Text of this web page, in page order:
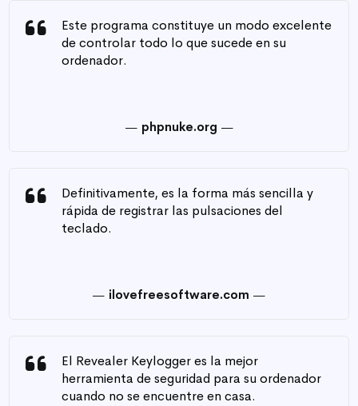
Este programa constituye un modo excelente
de controlar todo lo que sucede en su
ordenador.
phpnuke.org
Definitivamente, es la forma más sencilla y
rápida de registrar las pulsaciones del
teclado.
ilovefreesoftware.com
El Revealer Keylogger es la mejor
herramienta de seguridad para su ordenador
cuando no se encuentre en casa.